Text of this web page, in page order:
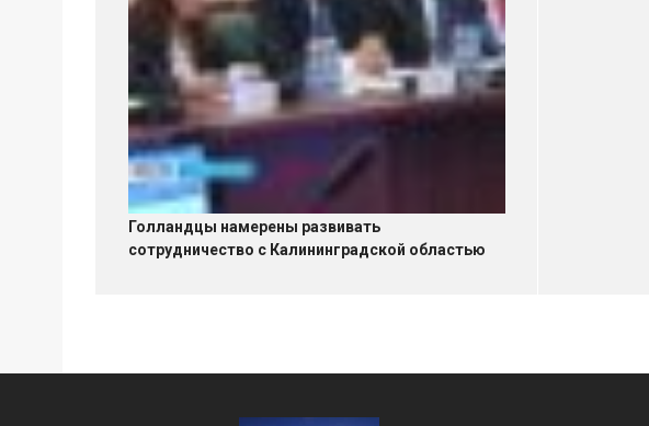
Голландцы намерены развивать
сотрудничество с Калининградской областью